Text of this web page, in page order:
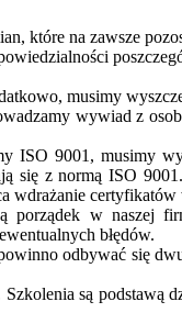
które na zawsze
musimy
wywiad z
ISO 9001, musimy
z normą ISO
wdrażanie
porządek w naszej
błędów.
odbywać się
Szkolenia są podstawą